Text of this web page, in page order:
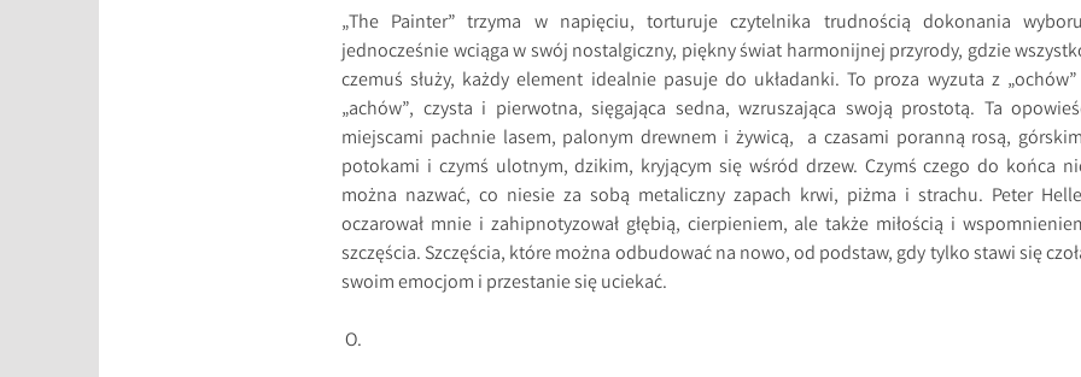
„The Painter” trzyma w napięciu, torturuje czytelnika trudnością dokonania
jednocześnie wciąga w swój nostalgiczny, piękny świat harmonijnej przyrody, gdzie
czemuś służy, każdy element idealnie pasuje do układanki. To proza wyzuta z
„achów”, czysta i pierwotna, sięgająca sedna, wzruszająca swoją prostotą. Ta
miejscami pachnie lasem, palonym drewnem i żywicą, a czasami poranną rosą,
potokami i czymś ulotnym, dzikim, kryjącym się wśród drzew. Czymś czego do końca
można nazwać, co niesie za sobą metaliczny zapach krwi, piżma i strachu. Peter
oczarował mnie i zahipnotyzował głębią, cierpieniem, ale także miłością i
szczęścia. Szczęścia, które można odbudować na nowo, od podstaw, gdy tylko stawi się
swoim emocjom i przestanie się uciekać.
O.